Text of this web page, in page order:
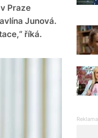
Praze
Junová.
říká.